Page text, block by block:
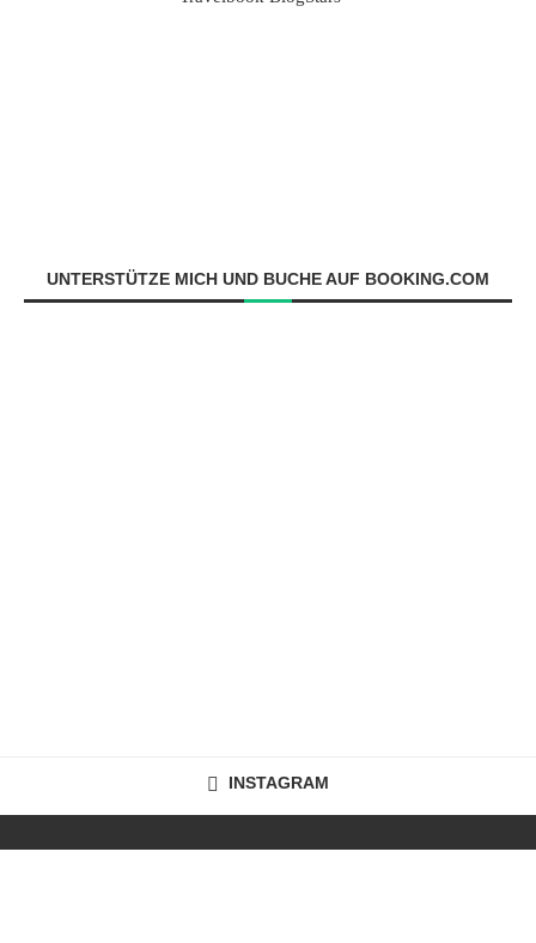
UNTERSTÜTZE MICH UND BUCHE AUF BOOKING.COM
INSTAGRAM